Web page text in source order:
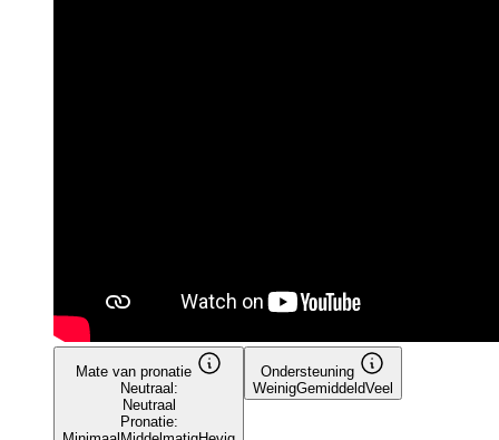
Mate van pronatie
Neutraal:
Neutraal
Pronatie:
Ondersteuning
WeinigGemiddeldVeel